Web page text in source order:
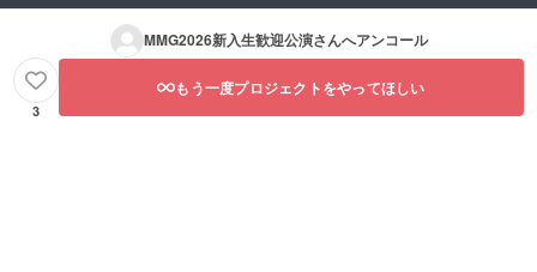
MMG2026新入生歓迎公演さんへアンコール
3
もう一度プロジェクトをやってほしい